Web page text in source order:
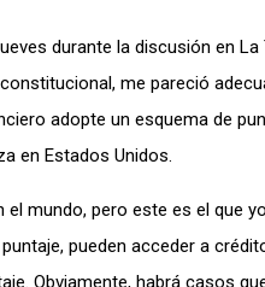
durante la discusión en
me pareció
adopte un esquema de
en Estados Unidos.
mundo, pero este es el que
pueden acceder a
Obviamente, habrá casos